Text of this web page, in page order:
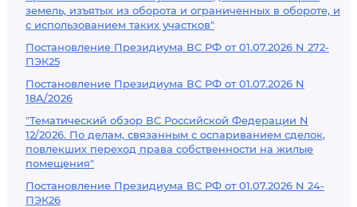
земель, изъятых из оборота и ограниченных в обороте, и
с использованием таких участков"
Постановление Президиума ВС РФ от 01.07.2026 N 272-
ПЭК25
Постановление Президиума ВС РФ от 01.07.2026 N
18А/2026
"Тематический обзор ВС Российской Федерации N
12/2026. По делам, связанным с оспариванием сделок,
повлекших переход права собственности на жилые
помещения"
Постановление Президиума ВС РФ от 01.07.2026 N 24-
ПЭК26